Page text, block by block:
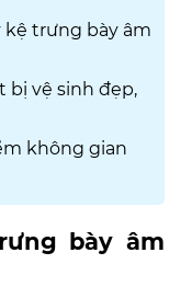
trưng bày âm
bị vệ sinh đẹp,
không gian
bày âm